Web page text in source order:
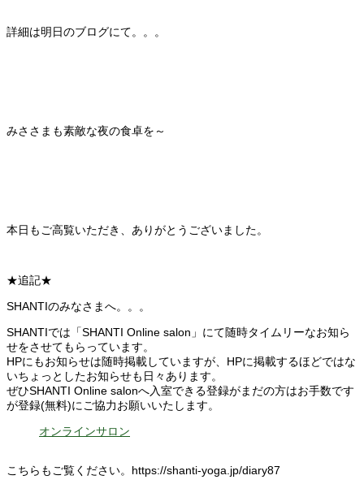
詳細は明日のブログにて。。。
みささまも素敵な夜の食卓を～
本日もご高覧いただき、ありがとうございました。
★追記★
SHANTIのみなさまへ。。。
SHANTIでは「SHANTI Online salon」にて随時タイムリーなお知ら
せをさせてもらっています。
HPにもお知らせは随時掲載していますが、HPに掲載するほどではな
いちょっとしたお知らせも日々あります。
ぜひSHANTI Online salonへ入室できる登録がまだの方はお手数です
が登録(無料)にご協力お願いいたします。
オンラインサロン
こちらもご覧ください。https://shanti-yoga.jp/diary87